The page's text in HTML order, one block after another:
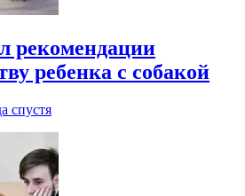
рекомендации
ребенка с собакой
спустя